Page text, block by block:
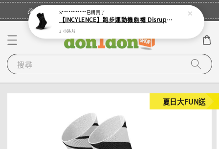
🎉登入會員・領取您的專屬折扣券！
搜尋
夏日大FUN送
S***********已購買了
【INCYLENCE】跑步運動機能襪 Disrupts Black
3 小時前